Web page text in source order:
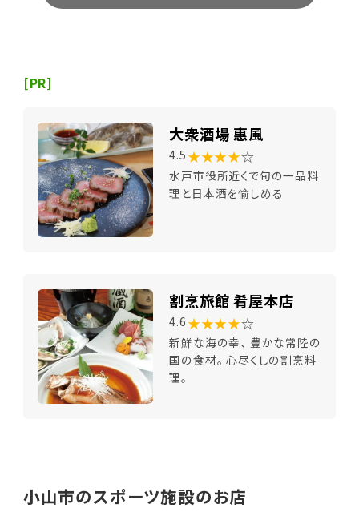
[PR]
大衆酒場 惠風
4.5 ★★★★☆
水戸市役所近くで旬の一品料
理と日本酒を愉しめる
割烹旅館 肴屋本店
4.6 ★★★★☆
新鮮な海の幸、 豊かな常陸の
国の食材。 心尽くしの割烹料
理。
小山市のスポーツ施設のお店